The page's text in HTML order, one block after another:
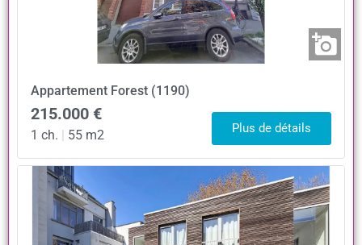
Appartement Forest (1190)
215.000 €
1 ch. 55 m2 Plus de détails